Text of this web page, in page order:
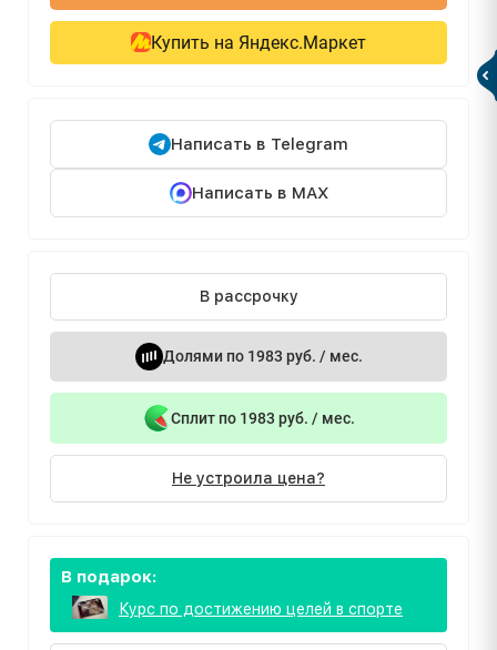
Купить на Яндекс.Маркет
Написать в Telegram
Написать в MAX
В рассрочку
Долями по 1983 руб. / мес.
Сплит по 1983 руб. / мес.
Не устроила цена?
В подарок:
Курс по достижению целей в спорте